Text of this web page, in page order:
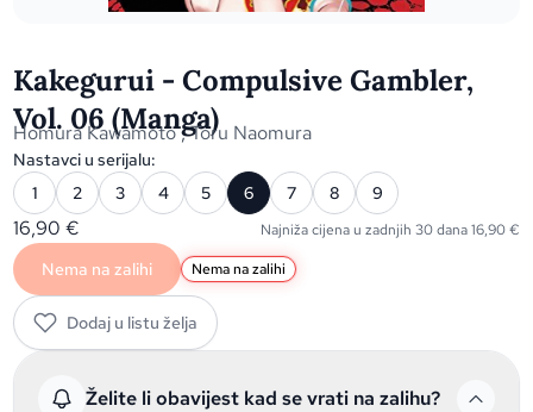
Kakegurui - Compulsive Gambler,
Vol. 06 (Manga)
Homura Kawamoto,Toru Naomura
Nastavci u serijalu:
1
2 3 4 5 6 7 8 9
16,90€ Najniža cijena u zadnjih 30 dana16,90€
Nema na zalihi Nema na zalihi
Dodaj u listu želja
Želite li obavijest kad se vrati na zalihu?